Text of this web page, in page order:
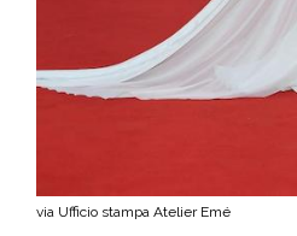
via Ufficio stampa Atelier Emé